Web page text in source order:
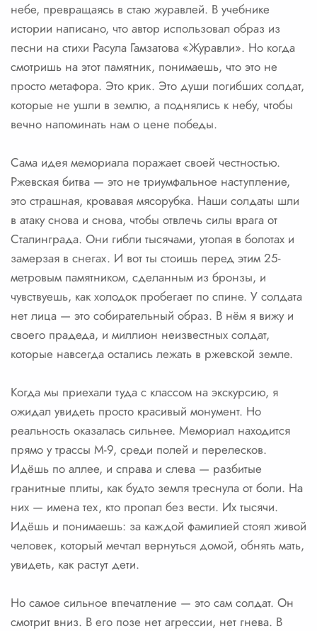
небе, превращаясь в стаю журавлей. В учебнике
истории написано, что автор использовал образ из
песни на стихи Расула Гамзатова «Журавли». Но когда
смотришь на этот памятник, понимаешь, что это не
просто метафора. Это крик. Это души погибших солдат,
которые не ушли в землю, а поднялись к небу, чтобы
вечно напоминать нам о цене победы.
Сама идея мемориала поражает своей честностью.
Ржевская битва — это не триумфальное наступление,
это страшная, кровавая мясорубка. Наши солдаты шли
в атаку снова и снова, чтобы отвлечь силы врага от
Сталинграда. Они гибли тысячами, утопая в болотах и
замерзая в снегах. И вот ты стоишь перед этим 25-
метровым памятником, сделанным из бронзы, и
чувствуешь, как холодок пробегает по спине. У солдата
нет лица — это собирательный образ. В нём я вижу и
своего прадеда, и миллион неизвестных солдат,
которые навсегда остались лежать в ржевской земле.
Когда мы приехали туда с классом на экскурсию, я
ожидал увидеть просто красивый монумент. Но
реальность оказалась сильнее. Мемориал находится
прямо у трассы М-9, среди полей и перелесков.
Идёшь по аллее, и справа и слева — разбитые
гранитные плиты, как будто земля треснула от боли. На
них — имена тех, кто пропал без вести. Их тысячи.
Идёшь и понимаешь: за каждой фамилией стоял живой
человек, который мечтал вернуться домой, обнять мать,
увидеть, как растут дети.
Но самое сильное впечатление — это сам солдат. Он
смотрит вниз. В его позе нет агрессии, нет гнева. В